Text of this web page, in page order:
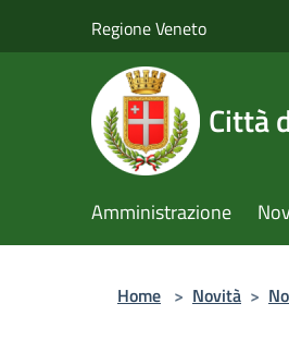
Regione Veneto
Città
Amministrazione
Home > Novità >